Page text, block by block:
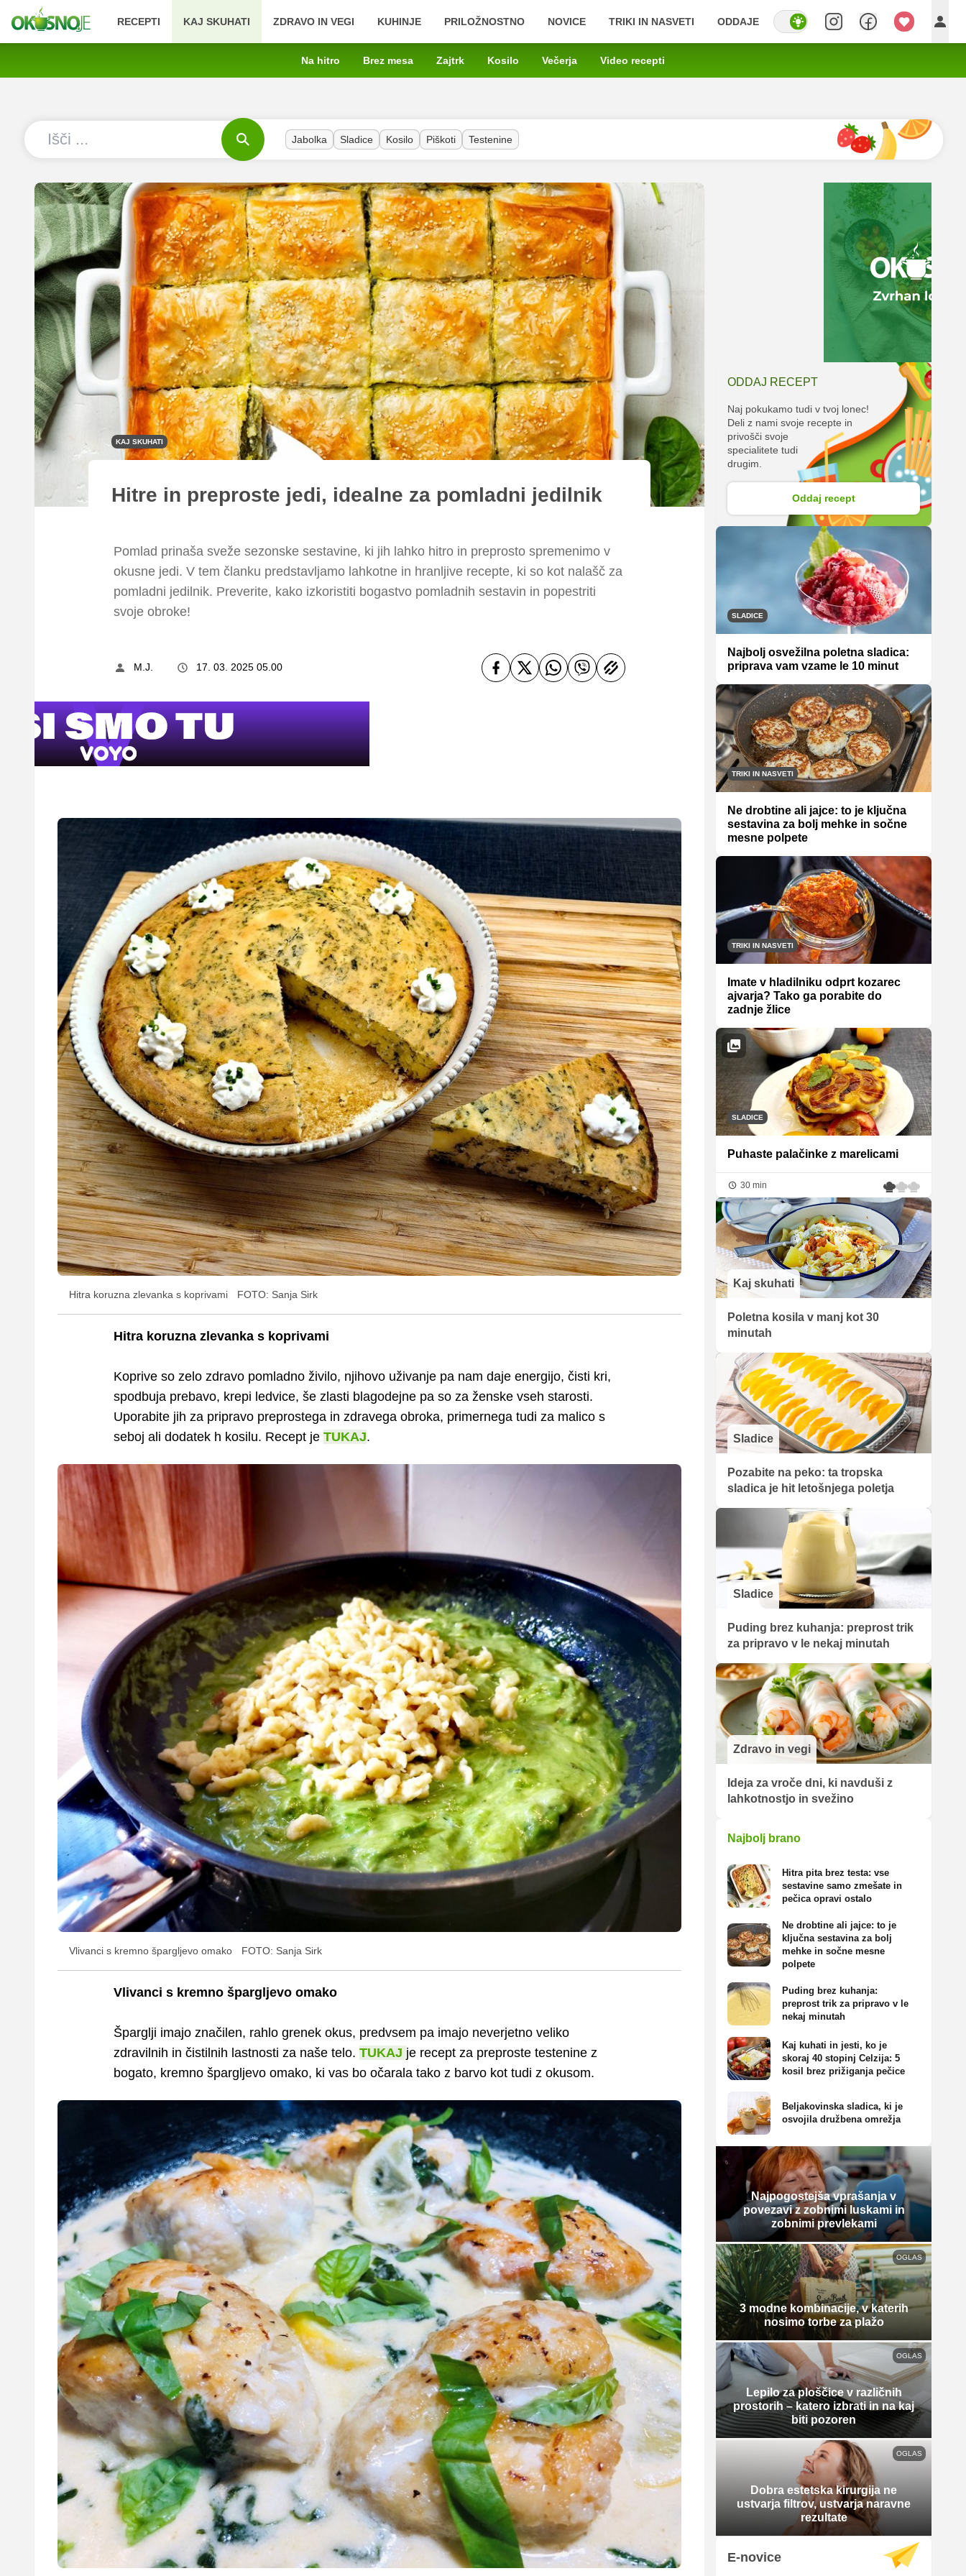
RECEPTI KAJ SKUHATI ZDRAVO IN VEGI KUHINJE PRILOŽNOSTNO NOVICE TRIKI IN NASVETI ODDAJE
Na hitro Brez mesa Zajtrk Kosilo Večerja Video recepti
Jabolka Sladice Kosilo Piškoti Testenine
KAJ SKUHATI
Hitre in preproste jedi, idealne za pomladni jedilnik
Pomlad prinaša sveže sezonske sestavine, ki jih lahko hitro in preprosto spremenimo v
okusne jedi. V tem članku predstavljamo lahkotne in hranljive recepte, ki so kot nalašč za
pomladni jedilnik. Preverite, kako izkoristiti bogastvo pomladnih sestavin in popestriti
svoje obroke!
M.J. 17. 03. 2025 05.00
Hitra koruzna zlevanka s koprivami FOTO: Sanja Sirk
Hitra koruzna zlevanka s koprivami
Koprive so zelo zdravo pomladno živilo, njihovo uživanje pa nam daje energijo, čisti kri,
spodbuja prebavo, krepi ledvice, še zlasti blagodejne pa so za ženske vseh starosti.
Uporabite jih za pripravo preprostega in zdravega obroka, primernega tudi za malico s
seboj ali dodatek h kosilu. Recept je TUKAJ.
Vlivanci s kremno špargljevo omako FOTO: Sanja Sirk
Vlivanci s kremno špargljevo omako
Šparglji imajo značilen, rahlo grenek okus, predvsem pa imajo neverjetno veliko
zdravilnih in čistilnih lastnosti za naše telo. TUKAJ je recept za preproste testenine z
bogato, kremno špargljevo omako, ki vas bo očarala tako z barvo kot tudi z okusom.
ODDAJ RECEPT
Naj pokukamo tudi v tvoj lonec!
Deli z nami svoje recepte in
privošči svoje
specialitete tudi
drugim.
Oddaj recept
SLADICE
Najbolj osvežilna poletna sladica:
priprava vam vzame le 10 minut
TRIKI IN NASVETI
Ne drobtine ali jajce: to je ključna
sestavina za bolj mehke in sočne
mesne polpete
TRIKI IN NASVETI
Imate v hladilniku odprt kozarec
ajvarja? Tako ga porabite do
zadnje žlice
SLADICE
Puhaste palačinke z marelicami
30 min
Kaj skuhati
Poletna kosila v manj kot 30
minutah
Sladice
Pozabite na peko: ta tropska
sladica je hit letošnjega poletja
Sladice
Puding brez kuhanja: preprost trik
za pripravo v le nekaj minutah
Zdravo in vegi
Ideja za vroče dni, ki navduši z
lahkotnostjo in svežino
Najbolj brano
Hitra pita brez testa: vse
sestavine samo zmešate in
pečica opravi ostalo
Ne drobtine ali jajce: to je
ključna sestavina za bolj
mehke in sočne mesne
polpete
Puding brez kuhanja:
preprost trik za pripravo v le
nekaj minutah
Kaj kuhati in jesti, ko je
skoraj 40 stopinj Celzija: 5
kosil brez prižiganja pečice
Beljakovinska sladica, ki je
osvojila družbena omrežja
Najpogostejša vprašanja v
povezavi z zobnimi luskami in
zobnimi prevlekami
OGLAS
3 modne kombinacije, v katerih
nosimo torbe za plažo
OGLAS
Lepilo za ploščice v različnih
prostorih – katero izbrati in na kaj
biti pozoren
OGLAS
Dobra estetska kirurgija ne
ustvarja filtrov, ustvarja naravne
rezultate
E-novice